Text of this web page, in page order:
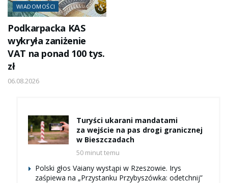
WIADOMOŚCI
Podkarpacka KAS
wykryła zaniżenie
VAT na ponad 100 tys.
zł
06.08.2026
Turyści ukarani mandatami
za wejście na pas drogi granicznej
w Bieszczadach
50 minut temu
Polski głos Vaiany wystąpi w Rzeszowie. Irys
zaśpiewa na „Przystanku Przybyszówka: odetchnij”